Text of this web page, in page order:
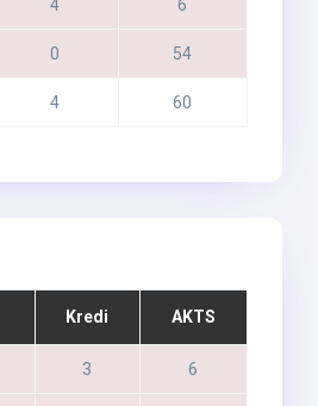
4 6
0 54
4 60
Kredi AKTS
3 6